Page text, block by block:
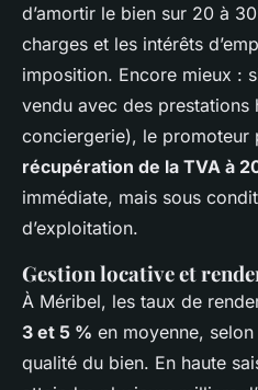
d’amortir le bien sur 20 à
charges et les intérêts
imposition. Encore mieux :
vendu avec des prestations
conciergerie), le promoteur
récupération de la TVA à
immédiate, mais sous
d’exploitation.
Gestion locative et
À Méribel, les taux de
3 et 5 % en moyenne, selon
qualité du bien. En haute